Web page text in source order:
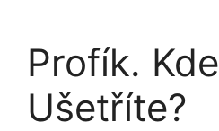
Profík. Kde
Ušetříte?